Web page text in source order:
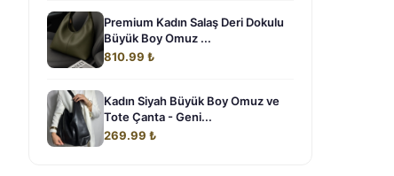
Premium Kadın Salaş Deri Dokulu
Büyük Boy Omuz ...
810.99 ₺
Kadın Siyah Büyük Boy Omuz ve
Tote Çanta - Geni...
269.99 ₺